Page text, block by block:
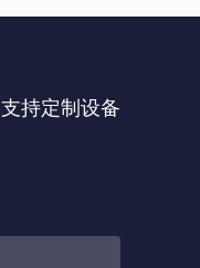
支持定制设备